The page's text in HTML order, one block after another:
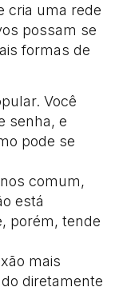
cria uma rede
possam se
formas de
Você
senha, e
pode se
comum,
está
porém, tende
mais
diretamente